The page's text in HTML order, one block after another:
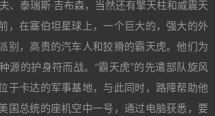
、泰瑞斯·吉布森，当然还有擎天柱和威震天
，在塞伯坦星球上，一个巨大的，强大的外
别，高贵的汽车人和狡猾的霸天虎。他们为
源的护身符而战。“霸天虎”的先遣部队旋风
于卡达的军事基地，与此同时，路障帮助他
国总统的座机空中一号，通过电脑获悉，要